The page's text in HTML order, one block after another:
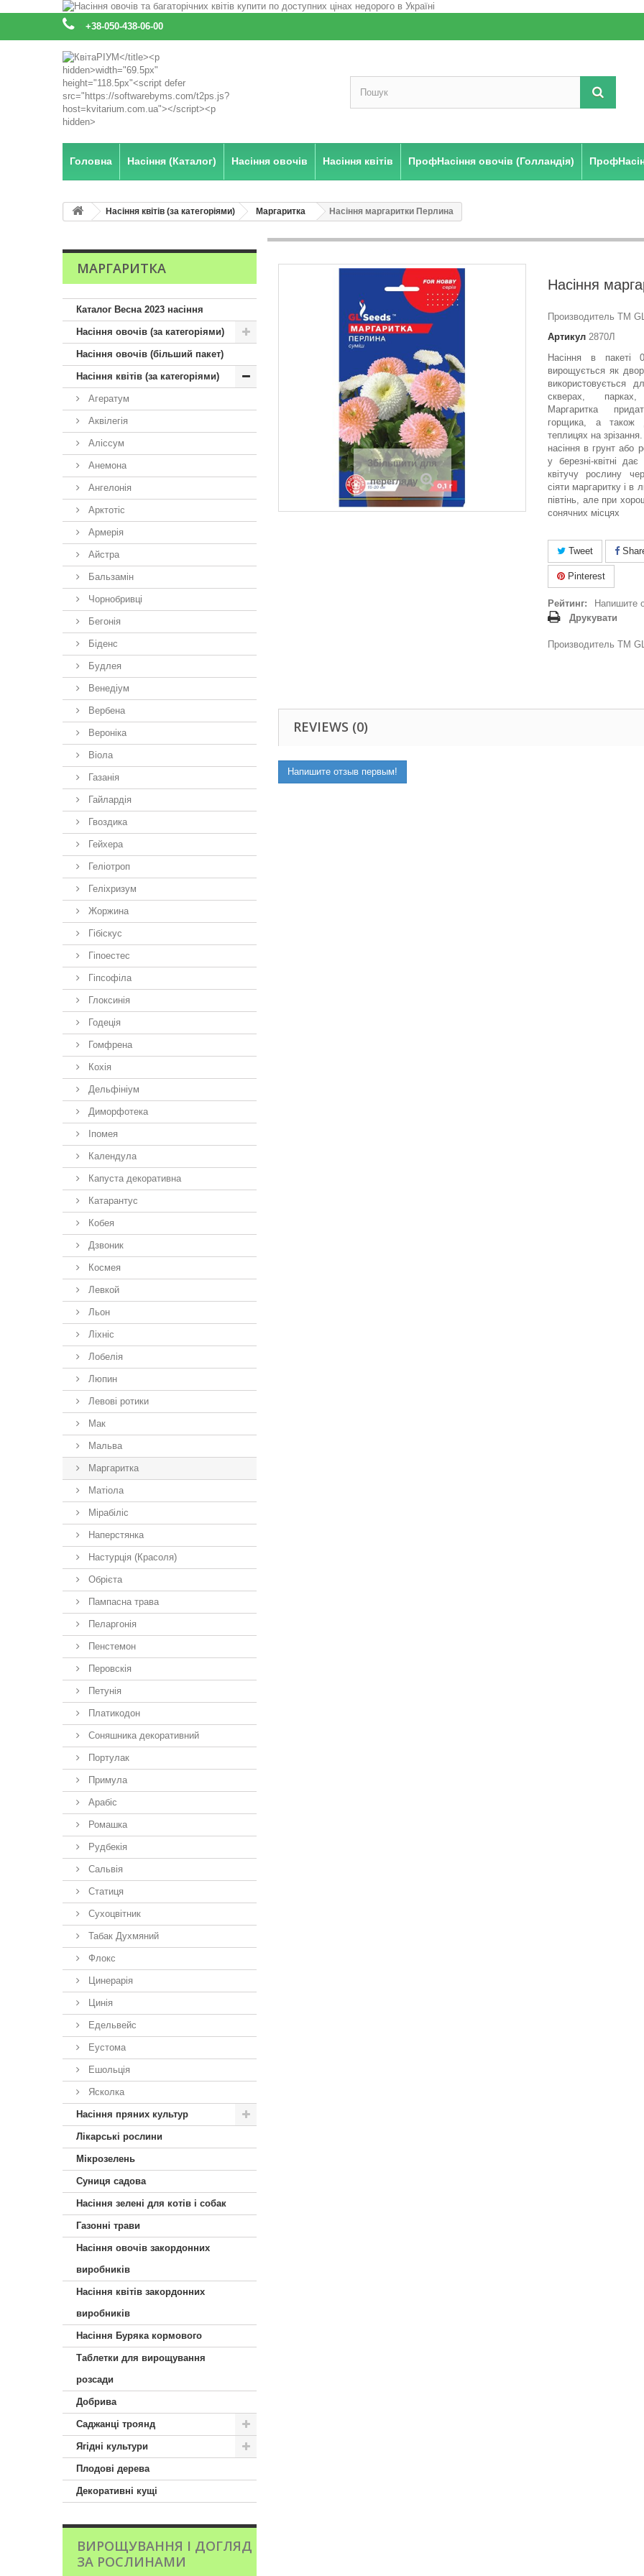
: +38-050-438-06-00
Головна Насіння (Каталог) Насіння овочів Насіння квітів ПрофНасіння овочів (Голландія)
Насіння квітів (за категоріями) Маргаритка Насіння маргаритки Перлина
МАРГАРИТКА
Каталог Весна 2023 насіння
Насіння овочів (за категоріями)
Насіння овочів (більший пакет)
Насіння квітів (за категоріями)
Агератум
Аквілегія
Аліссум
Анемона
Ангелонія
Арктотiс
Армерія
Айстра
Бальзамін
Чорнобривці
Бегонія
Біденс
Будлея
Венедіум
Вербена
Вероніка
Віола
Газанія
Гайлардія
Гвоздика
Гейхера
Геліотроп
Геліхризум
Жоржина
Гібіскус
Гіпоестес
Гіпсофіла
Глоксинія
Годеція
Гомфрена
Кохія
Дельфініум
Диморфотека
Іпомея
Календула
Капуста декоративна
Катарантус
Кобея
Дзвоник
Космея
Левкой
Льон
Ліхніс
Лобелія
Люпин
Левові ротики
Мак
Мальва
Маргаритка
Матіола
Мірабіліс
Наперстянка
Настурція (Красоля)
Обрієта
Пампасна трава
Пеларгонія
Пенстемон
Перовскія
Петунія
Платикодон
Соняшника декоративний
Портулак
Примула
Арабіс
Ромашка
Рудбекія
Сальвія
Статиця
Сухоцвітник
Табак Духмяний
Флокс
Цинерарія
Цинія
Едельвейс
Еустома
Ешольція
Ясколка
Насіння пряних культур
Лікарські рослини
Мікрозелень
Суниця садова
Насіння зелені для котів і собак
Газонні трави
Насіння овочів закордонних
виробників
Насіння квітів закордонних
виробників
Насіння Буряка кормового
Таблетки для вирощування
розсади
Добрива
Саджанці троянд
Ягідні культури
Плодові дерева
Декоративні кущі
ВИРОЩУВАННЯ І ДОГЛЯД
ЗА РОСЛИНАМИ
Збільшити для
перегляду
Насіння
Производитель ТМ
Артикул 2870Л
Насіння в пакеті
вирощується як
використовується
скверах,
Маргаритка
горщика, а також
теплицях на
насіння в грунт або
у березні-квітні
квітучу рослину
сіяти маргаритку і в
півтінь, але при
сонячних місцях
Tweet
Pinterest
Рейтинг:
Напишите
Друкувати
Производитель ТМ
REVIEWS (0)
Напишите отзыв первым!